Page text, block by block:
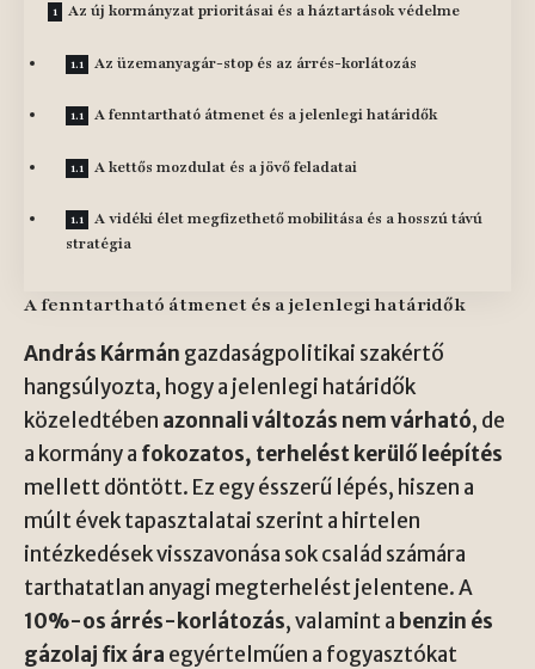
Az új kormányzat prioritásai és a háztartások védelme
Az üzemanyagár-stop és az árrés-korlátozás
A fenntartható átmenet és a jelenlegi határidők
A kettős mozdulat és a jövő feladatai
A vidéki élet megfizethető mobilitása és a hosszú távú
stratégia
A fenntartható átmenet és a jelenlegi határidők
András Kármán gazdaságpolitikai szakértő
hangsúlyozta, hogy a jelenlegi határidők
közeledtében azonnali változás nem várható, de
a kormány a fokozatos, terhelést kerülő leépítés
mellett döntött. Ez egy ésszerű lépés, hiszen a
múlt évek tapasztalatai szerint a hirtelen
intézkedések visszavonása sok család számára
tarthatatlan anyagi megterhelést jelentene. A
10%-os árrés-korlátozás, valamint a benzin és
gázolaj fix ára egyértelműen a fogyasztókat